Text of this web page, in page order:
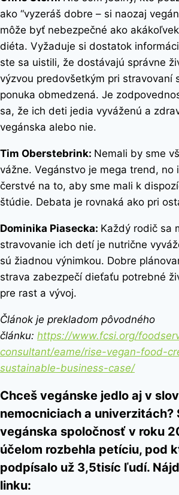
ako “vyzeráš dobre – si naozaj
môže byť nebezpečné ako
diéta. Vyžaduje si dostatok
ste sa uistili, že dostávajú správne
výzvou predovšetkým pri stravovaní
ponuka obmedzená. Je
sa, že ich deti jedia vyváženú a
vegánska alebo nie.
Tim Oberstebrink: Nemali by sme
vážne. Vegánstvo je mega trend, no
čerstvé na to, aby sme mali k
štúdie. Debata je rovnaká ako pri
Dominika Piasecka: Každý rodič sa
stravovanie ich detí je nutrične
sú žiadnou výnimkou. Dobre
strava zabezpečí dieťaťu potrebné
pre rast a vývoj.
Článok je prekladom pôvodného
článku: https://www.fcsi.org/
consultant/eame/rise-vegan-food-
sustainable-business-case/
Chceš vegánske jedlo aj v
nemocniciach a univerzitách?
vegánska spoločnosť v roku
účelom rozbehla petíciu, pod
podpísalo už 3,5tisíc ľudí.
linku: